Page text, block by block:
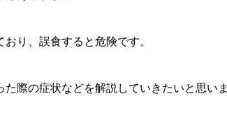
おり、誤食すると危険です。
際の症状などを解説していきたいと思いま